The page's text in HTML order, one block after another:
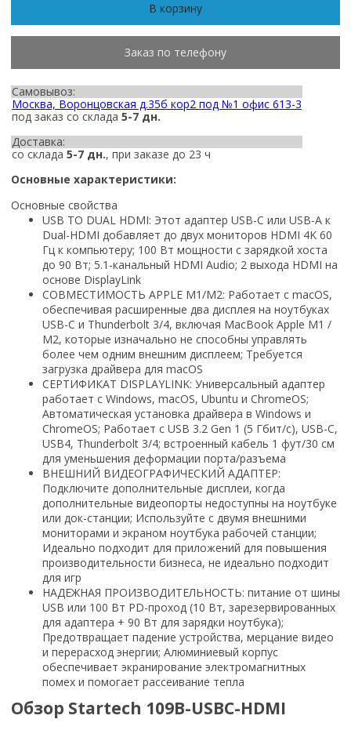
В корзину
Заказ по телефону
Самовывоз:
Москва, Воронцовская д.35б кор2 под №1 офис 613-3
под заказ со склада 5-7 дн.
Доставка:
со склада 5-7 дн., при заказе до 23 ч
Основные характеристики:
Основные свойства
USB TO DUAL HDMI: Этот адаптер USB-C или USB-A к
Dual-HDMI добавляет до двух мониторов HDMI 4K 60
Гц к компьютеру; 100 Вт мощности с зарядкой хоста
до 90 Вт; 5.1-канальный HDMI Audio; 2 выхода HDMI на
основе DisplayLink
СОВМЕСТИМОСТЬ APPLE M1/M2: Работает с macOS,
обеспечивая расширенные два дисплея на ноутбуках
USB-C и Thunderbolt 3/4, включая MacBook Apple M1 /
M2, которые изначально не способны управлять
более чем одним внешним дисплеем; Требуется
загрузка драйвера для macOS
СЕРТИФИКАТ DISPLAYLINK: Универсальный адаптер
работает с Windows, macOS, Ubuntu и ChromeOS;
Автоматическая установка драйвера в Windows и
ChromeOS; Работает с USB 3.2 Gen 1 (5 Гбит/с), USB-C,
USB4, Thunderbolt 3/4; встроенный кабель 1 фут/30 см
для уменьшения деформации порта/разъема
ВНЕШНИЙ ВИДЕОГРАФИЧЕСКИЙ АДАПТЕР:
Подключите дополнительные дисплеи, когда
дополнительные видеопорты недоступны на ноутбуке
или док-станции; Используйте с двумя внешними
мониторами и экраном ноутбука рабочей станции;
Идеально подходит для приложений для повышения
производительности бизнеса, не идеально подходит
для игр
НАДЕЖНАЯ ПРОИЗВОДИТЕЛЬНОСТЬ: питание от шины
USB или 100 Вт PD-проход (10 Вт, зарезервированных
для адаптера + 90 Вт для зарядки ноутбука);
Предотвращает падение устройства, мерцание видео
и перерасход энергии; Алюминиевый корпус
обеспечивает экранирование электромагнитных
помех и помогает рассеивание тепла
Обзор Startech 109B-USBC-HDMI